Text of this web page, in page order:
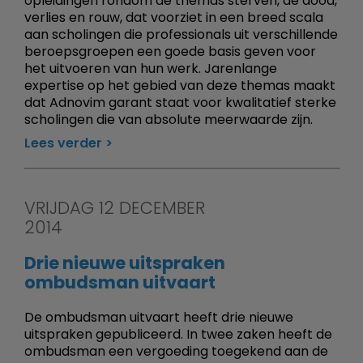
verlies en rouw, dat voorziet in een breed scala
aan scholingen die professionals uit verschillende
beroepsgroepen een goede basis geven voor
het uitvoeren van hun werk. Jarenlange
expertise op het gebied van deze themas maakt
dat Adnovim garant staat voor kwalitatief sterke
scholingen die van absolute meerwaarde zijn.
Lees verder
VRIJDAG 12 DECEMBER
2014
Drie nieuwe uitspraken
ombudsman uitvaart
De ombudsman uitvaart heeft drie nieuwe
uitspraken gepubliceerd. In twee zaken heeft de
ombudsman een vergoeding toegekend aan de